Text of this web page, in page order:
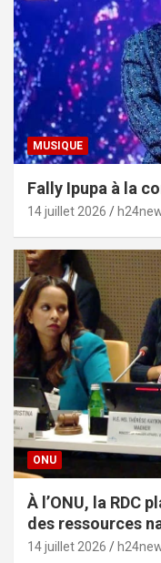
MUSIQUE
Fally Ipupa à la
14 juillet 2026
ONU
À l’ONU, la RDC
des ressources
14 juillet 2026